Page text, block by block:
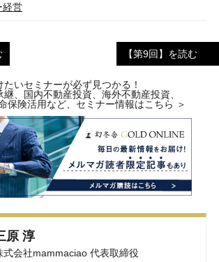
経営
【第9回】を読む
たいセミナーが必ず見つかる！
、国内不動産投資、海外不動産投資、
保険活用など、セミナー情報はこちら ＞
原 淳
式会社mammaciao 代表取締役